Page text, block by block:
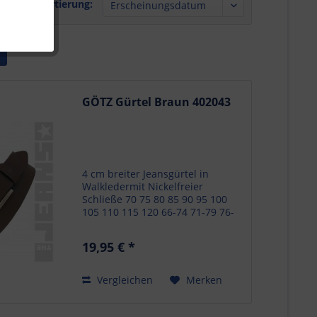
Sortierung:
GÖTZ Gürtel Braun 402043
4 cm breiter Jeansgürtel in
Walkledermit Nickelfreier
Schließe 70 75 80 85 90 95 100
105 110 115 120 66-74 71-79 76-
19,95 € *
Vergleichen Merken